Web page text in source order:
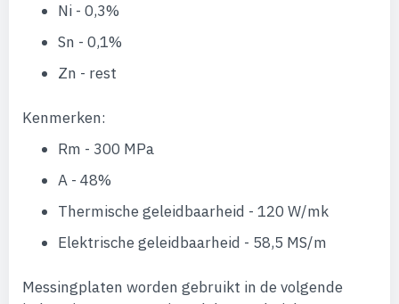
Ni - 0,3%
Sn - 0,1%
Zn - rest
Kenmerken:
Rm - 300 MPa
A - 48%
Thermische geleidbaarheid - 120 W/mk
Elektrische geleidbaarheid - 58,5 MS/m
Messingplaten worden gebruikt in de volgende